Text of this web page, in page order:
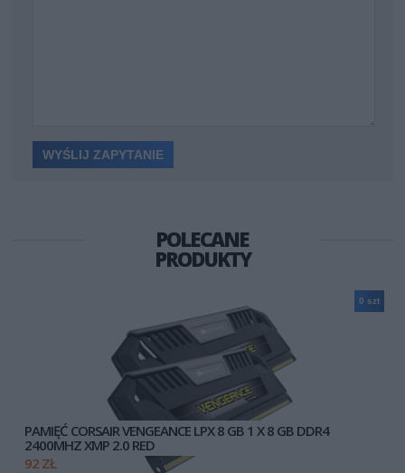
POLECANE
PRODUKTY
PAMIĘĆ CORSAIR VENGEANCE LPX 8 GB 1 X 8 GB DDR4
2400MHZ XMP 2.0 RED
92 ZŁ
0 szt